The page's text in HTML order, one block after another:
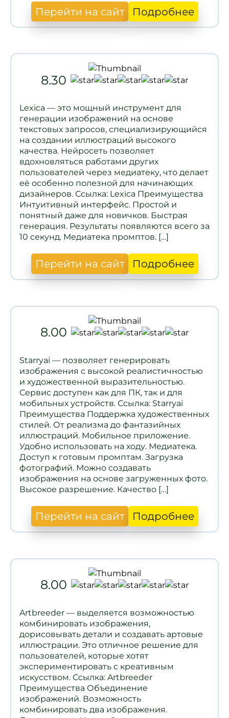
Перейти на сайт Подробнее
8.30
Lexica — это мощный инструмент для
генерации изображений на основе
текстовых запросов, специализирующийся
на создании иллюстраций высокого
качества. Нейросеть позволяет
вдохновляться работами других
пользователей через медиатеку, что делает
её особенно полезной для начинающих
дизайнеров. Ссылка: Lexica Преимущества
Интуитивный интерфейс. Простой и
понятный даже для новичков. Быстрая
генерация. Результаты появляются всего за
10 секунд. Медиатека промптов. […]
Перейти на сайт Подробнее
8.00
Starryai — позволяет генерировать
изображения с высокой реалистичностью
и художественной выразительностью.
Сервис доступен как для ПК, так и для
мобильных устройств. Ссылка: Starryai
Преимущества Поддержка художественных
стилей. От реализма до фантазийных
иллюстраций. Мобильное приложение.
Удобно использовать на ходу. Медиатека.
Доступ к готовым промптам. Загрузка
фотографий. Можно создавать
изображения на основе загруженных фото.
Высокое разрешение. Качество […]
Перейти на сайт Подробнее
8.00
Artbreeder — выделяется возможностью
комбинировать изображения,
дорисовывать детали и создавать артовые
иллюстрации. Это отличное решение для
пользователей, которые хотят
экспериментировать с креативным
искусством. Ссылка: Artbreeder
Преимущества Объединение
изображений. Возможность
комбинировать два изображения.